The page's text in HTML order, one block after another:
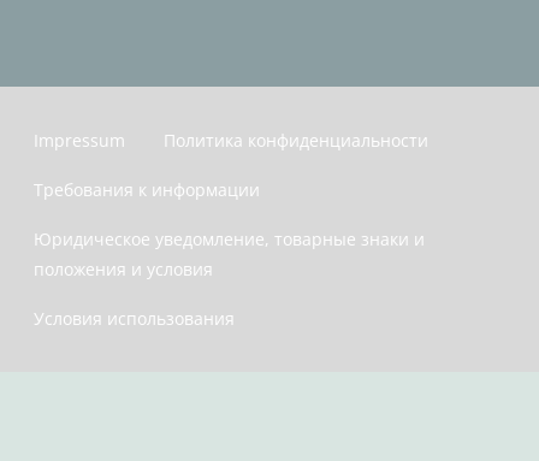
Impressum Политика конфиденциальности
Требования к информации
Юридическое уведомление, товарные знаки и
положения и условия
Условия использования